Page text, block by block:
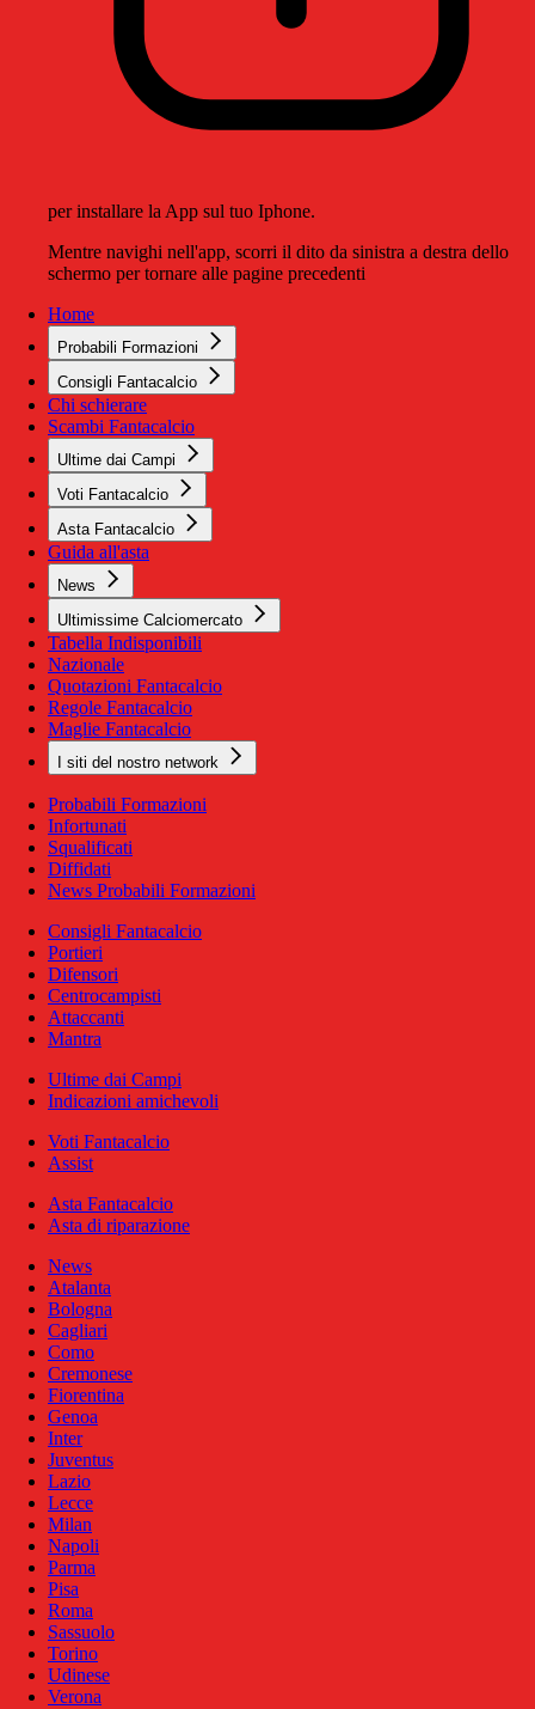
per installare la App sul tuo Iphone.
Mentre navighi nell'app, scorri il dito da sinistra a destra dello
schermo per tornare alle pagine precedenti
Home
Probabili Formazioni
Consigli Fantacalcio
Chi schierare
Scambi Fantacalcio
Ultime dai Campi
Voti Fantacalcio
Asta Fantacalcio
Guida all'asta
News
Ultimissime Calciomercato
Tabella Indisponibili
Nazionale
Quotazioni Fantacalcio
Regole Fantacalcio
Maglie Fantacalcio
I siti del nostro network
Probabili Formazioni
Infortunati
Squalificati
Diffidati
News Probabili Formazioni
Consigli Fantacalcio
Portieri
Difensori
Centrocampisti
Attaccanti
Mantra
Ultime dai Campi
Indicazioni amichevoli
Voti Fantacalcio
Assist
Asta Fantacalcio
Asta di riparazione
News
Atalanta
Bologna
Cagliari
Como
Cremonese
Fiorentina
Genoa
Inter
Juventus
Lazio
Lecce
Milan
Napoli
Parma
Pisa
Roma
Sassuolo
Torino
Udinese
Verona